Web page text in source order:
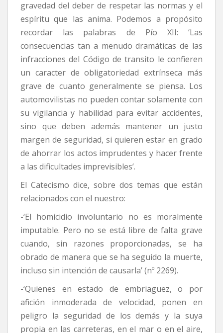
gravedad del deber de respetar las normas y el
espíritu que las anima. Podemos a propósito
recordar las palabras de Pío XII: ‘Las
consecuencias tan a menudo dramáticas de las
infracciones del Código de transito le confieren
un caracter de obligatoriedad extrínseca más
grave de cuanto generalmente se piensa. Los
automovilistas no pueden contar solamente con
su vigilancia y habilidad para evitar accidentes,
sino que deben además mantener un justo
margen de seguridad, si quieren estar en grado
de ahorrar los actos imprudentes y hacer frente
a las dificultades imprevisibles’.
El Catecismo dice, sobre dos temas que están
relacionados con el nuestro:
-‘El homicidio involuntario no es moralmente
imputable. Pero no se está libre de falta grave
cuando, sin razones proporcionadas, se ha
obrado de manera que se ha seguido la muerte,
incluso sin intención de causarla’ (nº 2269).
-‘Quienes en estado de embriaguez, o por
afición inmoderada de velocidad, ponen en
peligro la seguridad de los demás y la suya
propia en las carreteras, en el mar o en el aire,